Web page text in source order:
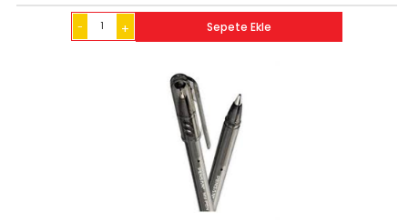
- + Sepete Ekle